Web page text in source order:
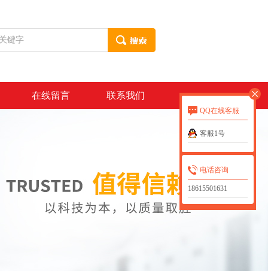
在线留言 联系我们
QQ在线客服
客服1号
电话咨询
18615501631